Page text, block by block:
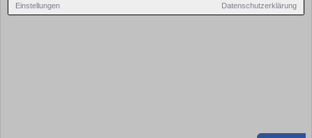
Einstellungen Datenschutzerklärung